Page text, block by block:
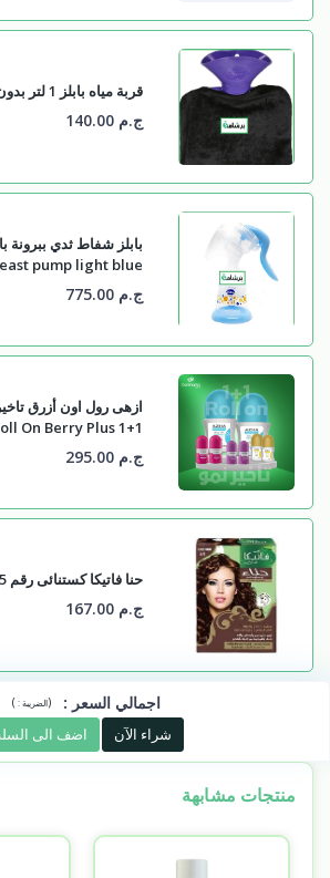
قربة مياه بابلز 1 لتر بدون جراب
ج.م 140.00
pump light blue
ج.م 775.00
On Berry Plus 1+1
ج.م 295.00
حنا فاتيكا كستنائى رقم 4.5
ج.م 167.00
اجمالي السعر :
(الضريبة :)
شراء الآن اضف الى
منتجات مشابهة